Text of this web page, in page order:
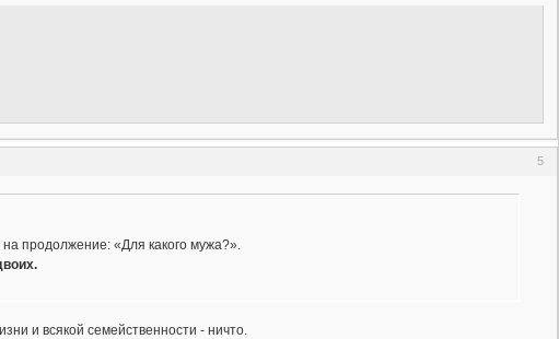
5
продолжение: «Для какого мужа?».
и всякой семейственности - ничто.